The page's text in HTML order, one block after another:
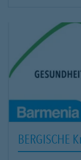
BERGISCHE